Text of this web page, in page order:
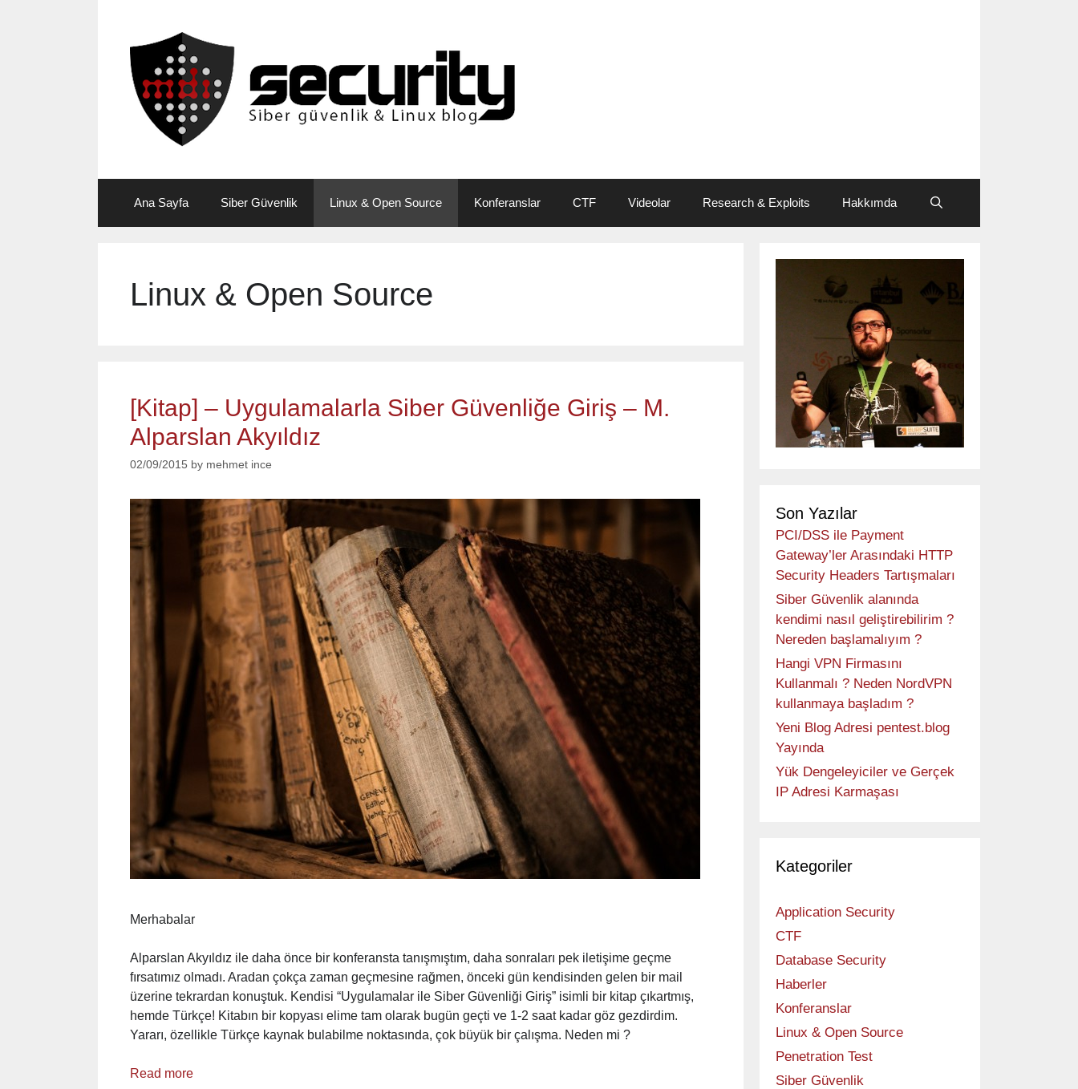
Ana Sayfa Siber Güvenlik Linux & Open Source Konferanslar CTF Videolar Research & Exploits Hakkımda
Linux & Open Source
[Kitap] – Uygulamalarla Siber Güvenliğe Giriş – M.
Alparslan Akyıldız
02/09/2015 by mehmet ince
Merhabalar
Alparslan Akyıldız ile daha önce bir konferansta tanışmıştım, daha sonraları pek iletişime geçme
fırsatımız olmadı. Aradan çokça zaman geçmesine rağmen, önceki gün kendisinden gelen bir mail
üzerine tekrardan konuştuk. Kendisi “Uygulamalar ile Siber Güvenliği Giriş” isimli bir kitap çıkartmış,
hemde Türkçe! Kitabın bir kopyası elime tam olarak bugün geçti ve 1-2 saat kadar göz gezdirdim.
Yararı, özellikle Türkçe kaynak bulabilme noktasında, çok büyük bir çalışma. Neden mi ?
Read more
Son Yazılar
PCI/DSS ile Payment
Gateway’ler Arasındaki HTTP
Security Headers Tartışmaları
Siber Güvenlik alanında
kendimi nasıl geliştirebilirim ?
Nereden başlamalıyım ?
Hangi VPN Firmasını
Kullanmalı ? Neden NordVPN
kullanmaya başladım ?
Yeni Blog Adresi pentest.blog
Yayında
Yük Dengeleyiciler ve Gerçek
IP Adresi Karmaşası
Kategoriler
Application Security
CTF
Database Security
Haberler
Konferanslar
Linux & Open Source
Penetration Test
Siber Güvenlik